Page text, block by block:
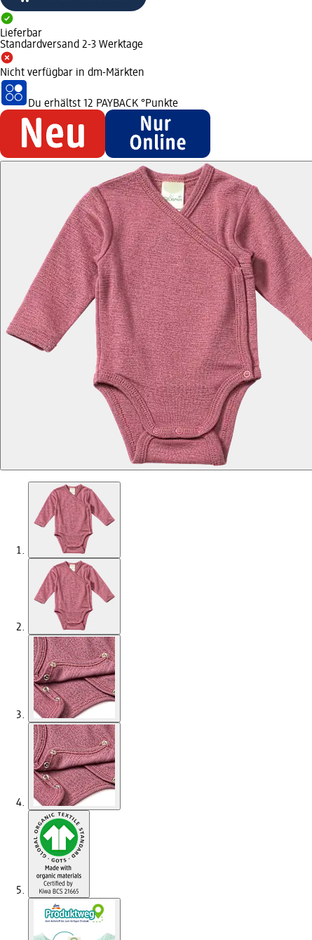
Lieferbar
Standardversand 2-3 Werktage
Nicht verfügbar in dm-Märkten
Du erhältst 12 PAYBACK °Punkte